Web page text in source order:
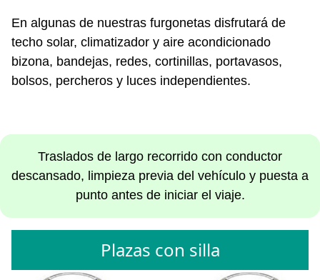
En algunas de nuestras furgonetas disfrutará de
techo solar, climatizador y aire acondicionado
bizona, bandejas, redes, cortinillas, portavasos,
bolsos, percheros y luces independientes.
Traslados de largo recorrido con conductor
descansado, limpieza previa del vehículo y puesta a
punto antes de iniciar el viaje.
Plazas con silla